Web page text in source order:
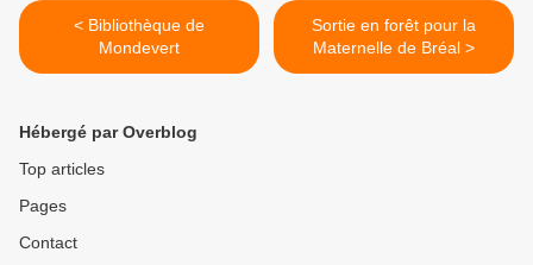
< Bibliothèque de
Mondevert
Sortie en forêt pour la
Maternelle de Bréal >
Hébergé par Overblog
Top articles
Pages
Contact